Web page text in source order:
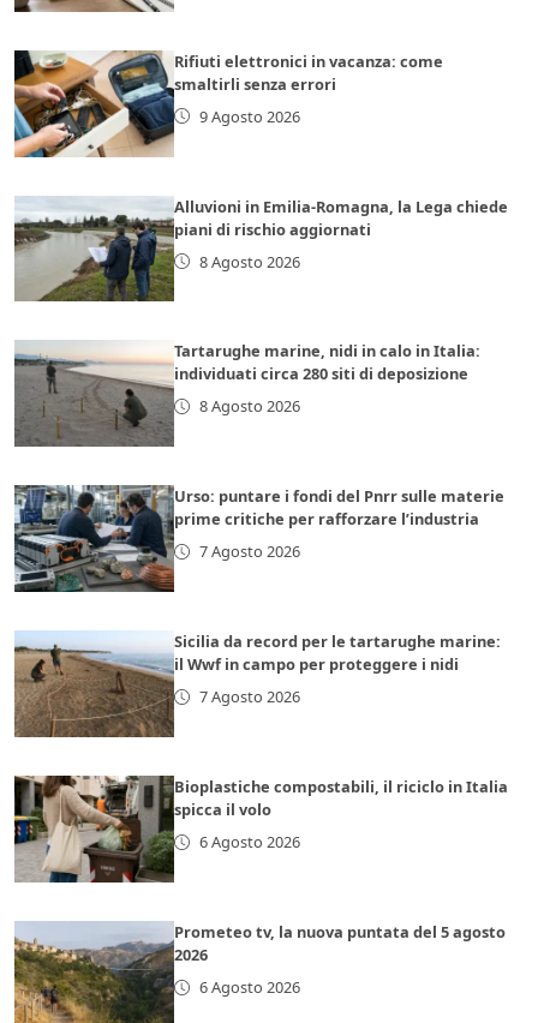
Rifiuti elettronici in vacanza: come
smaltirli senza errori
9 Agosto 2026
Alluvioni in Emilia-Romagna, la Lega chiede
piani di rischio aggiornati
8 Agosto 2026
Tartarughe marine, nidi in calo in Italia:
individuati circa 280 siti di deposizione
8 Agosto 2026
Urso: puntare i fondi del Pnrr sulle materie
prime critiche per rafforzare l’industria
7 Agosto 2026
Sicilia da record per le tartarughe marine:
il Wwf in campo per proteggere i nidi
7 Agosto 2026
Bioplastiche compostabili, il riciclo in Italia
spicca il volo
6 Agosto 2026
Prometeo tv, la nuova puntata del 5 agosto
2026
6 Agosto 2026